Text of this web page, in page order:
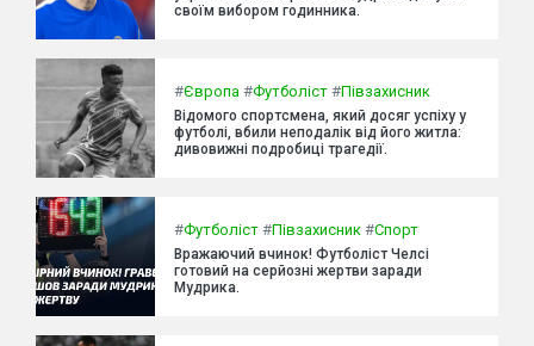
своїм вибором годинника.
#Європа #Футболіст #Півзахисник
Відомого спортсмена, який досяг успіху у
футболі, вбили неподалік від його житла:
дивовижні подробиці трагедії.
#Футболіст #Півзахисник #Спорт
Вражаючий вчинок! Футболіст Челсі
готовий на серйозні жертви заради
Мудрика.